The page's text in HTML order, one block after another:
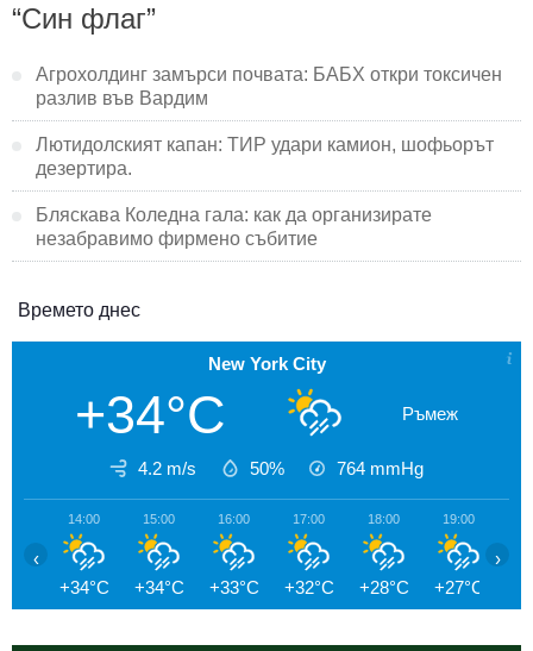
“Син флаг”
Агрохолдинг замърси почвата: БАБХ откри токсичен
разлив във Вардим
Лютидолският капан: ТИР удари камион, шофьорът
дезертира.
Бляскава Коледна гала: как да организирате
незабравимо фирмено събитие
Времето днес
New York City
+34°C Ръмеж
4.2 m/s 50% 764 mmHg
14:00
+34°C
15:00
+34°C
16:00
+33°C
17:00
+32°C
18:00
+28°C
19:00
+27°C
‹ ›